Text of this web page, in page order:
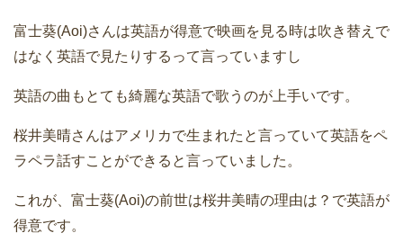
富士葵(Aoi)さんは英語が得意で映画を見る時は吹き替えで
はなく英語で見たりするって言っていますし
英語の曲もとても綺麗な英語で歌うのが上手いです。
桜井美晴さんはアメリカで生まれたと言っていて英語をペ
ラペラ話すことができると言っていました。
これが、富士葵(Aoi)の前世は桜井美晴の理由は？で英語が
得意です。